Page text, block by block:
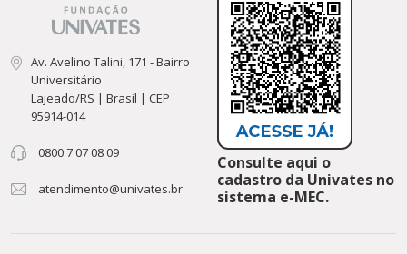
Av. Avelino Talini, 171 - Bairro
Universitário
Lajeado/RS | Brasil | CEP
95914-014
0800 7 07 08 09
atendimento@univates.br
Consulte aqui o
cadastro da Univates no
sistema e-MEC.